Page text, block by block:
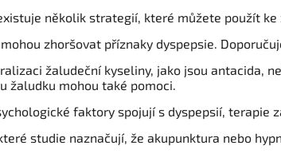
několik strategií, které můžete použít ke
zhoršovat příznaky dyspepsie.
žaludeční kyseliny, jako jsou antacida,
žaludku mohou také pomoci.
faktory spojují s dyspepsií, terapie
studie naznačují, že akupunktura nebo